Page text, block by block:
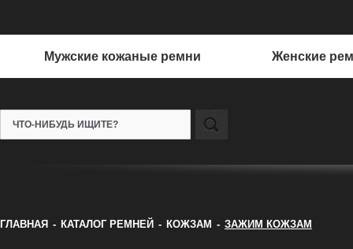
Мужские кожаные ремни Женские
ГЛАВНАЯ - КАТАЛОГ РЕМНЕЙ - КОЖЗАМ - ЗАЖИМ КОЖЗАМ